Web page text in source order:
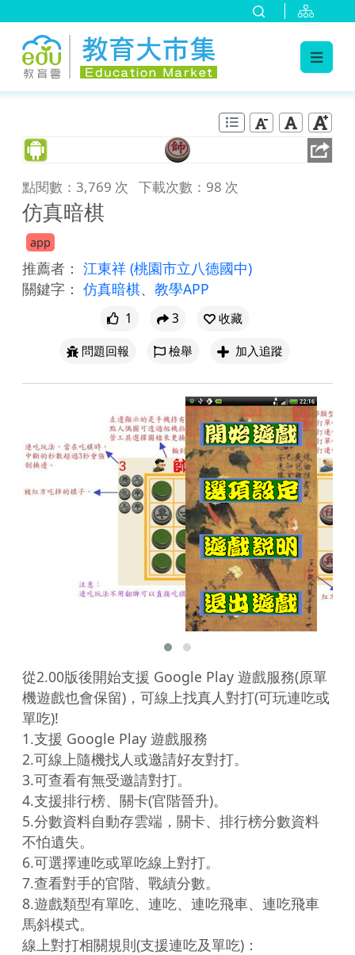
點閱數：3,769 次 下載次數：98 次
仿真暗棋
app
推薦者： 江東祥 (桃園市立八德國中)
關鍵字： 仿真暗棋、 教學APP
1 3
收藏
問題回報
檢舉 加入追蹤
從2.00版後開始支援 Google Play 遊戲服務(原單
機遊戲也會保留)，可線上找真人對打(可玩連吃或
單吃)!
1.支援 Google Play 遊戲服務
2.可線上隨機找人或邀請好友對打。
3.可查看有無受邀請對打。
4.支援排行榜、關卡(官階晉升)。
5.分數資料自動存雲端，關卡、排行榜分數資料
不怕遺失。
6.可選擇連吃或單吃線上對打。
7.查看對手的官階、戰績分數。
8.遊戲類型有單吃、連吃、連吃飛車、連吃飛車
馬斜模式。
線上對打相關規則(支援連吃及單吃)：